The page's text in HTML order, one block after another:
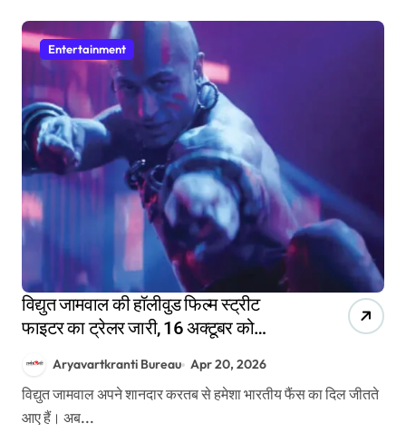
Entertainment
विद्युत जामवाल की हॉलीवुड फिल्म स्ट्रीट
फाइटर का ट्रेलर जारी, 16 अक्टूबर को
Aryavartkranti Bureau Apr 20, 2026
विद्युत जामवाल अपने शानदार करतब से हमेशा भारतीय फैंस का दिल जीतते
आए हैं। अब...